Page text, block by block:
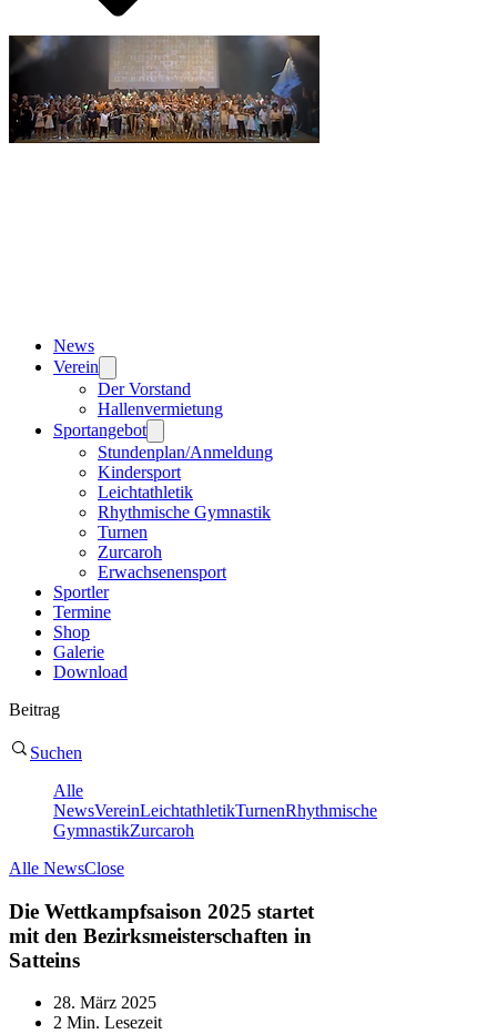
News
Verein
Der Vorstand
Hallenvermietung
Sportangebot
Stundenplan/Anmeldung
Kindersport
Leichtathletik
Rhythmische Gymnastik
Turnen
Zurcaroh
Erwachsenensport
Sportler
Termine
Shop
Galerie
Download
Beitrag
Suchen
Alle
NewsVereinLeichtathletikTurnenRhythmische
GymnastikZurcaroh
Alle NewsClose
Die Wettkampfsaison 2025 startet
mit den Bezirksmeisterschaften in
Satteins
28. März 2025
2 Min. Lesezeit